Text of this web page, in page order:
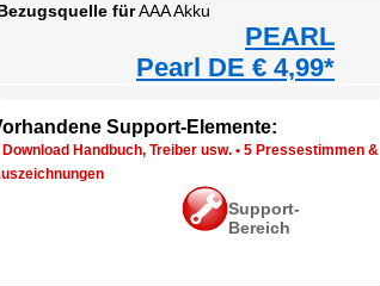
fürAAA Akku
PEARL
Pearl DE € 4,99*
Support-Elemente:
Download Handbuch, Treiber usw. • 5 Pressestimmen &
Support-
Bereich